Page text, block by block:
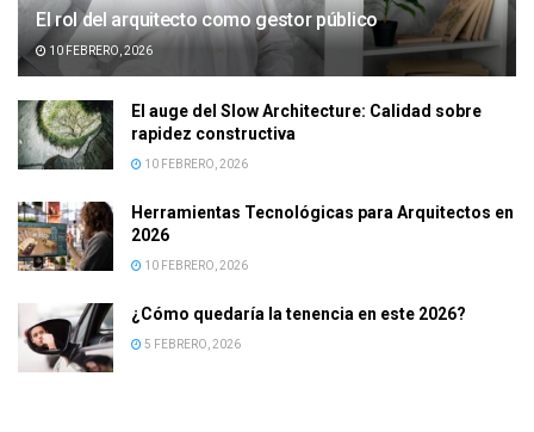
El rol del arquitecto como gestor público
10 FEBRERO, 2026
El auge del Slow Architecture: Calidad sobre
rapidez constructiva
10 FEBRERO, 2026
Herramientas Tecnológicas para Arquitectos en
2026
10 FEBRERO, 2026
¿Cómo quedaría la tenencia en este 2026?
5 FEBRERO, 2026